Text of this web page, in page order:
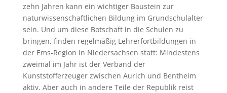
zehn Jahren kann ein wichtiger Baustein zur
naturwissenschaftlichen Bildung im Grundschulalter
sein. Und um diese Botschaft in die Schulen zu
bringen, finden regelmäßig Lehrerfortbildungen in
der Ems-Region in Niedersachsen statt: Mindestens
zweimal im Jahr ist der Verband der
Kunststofferzeuger zwischen Aurich und Bentheim
aktiv. Aber auch in andere Teile der Republik reist